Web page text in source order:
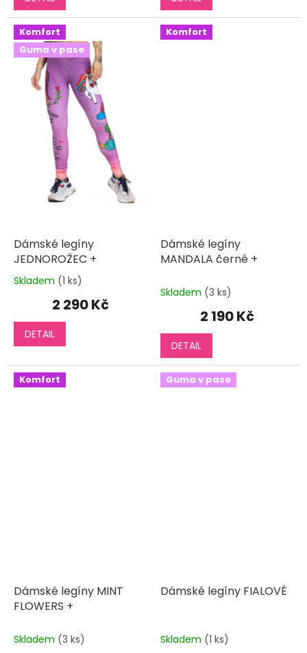
z
5
hvězdiček.
z
5
hvězdiček.
Komfort
Guma v pase
Dámské legíny
JEDNOROŽEC +
Průměrné
produktu
je
5,0
z
hvězdiček.
Skladem (1 ks)
2 290 Kč
DETAIL
Komfort
Dámské legíny
MANDALA černé +
Skladem (3 ks)
2 190 Kč
DETAIL
Komfort
Dámské legíny MINT
FLOWERS +
Skladem (3 ks)
Guma v pase
Dámské legíny FIALOVÉ
Skladem (1 ks)